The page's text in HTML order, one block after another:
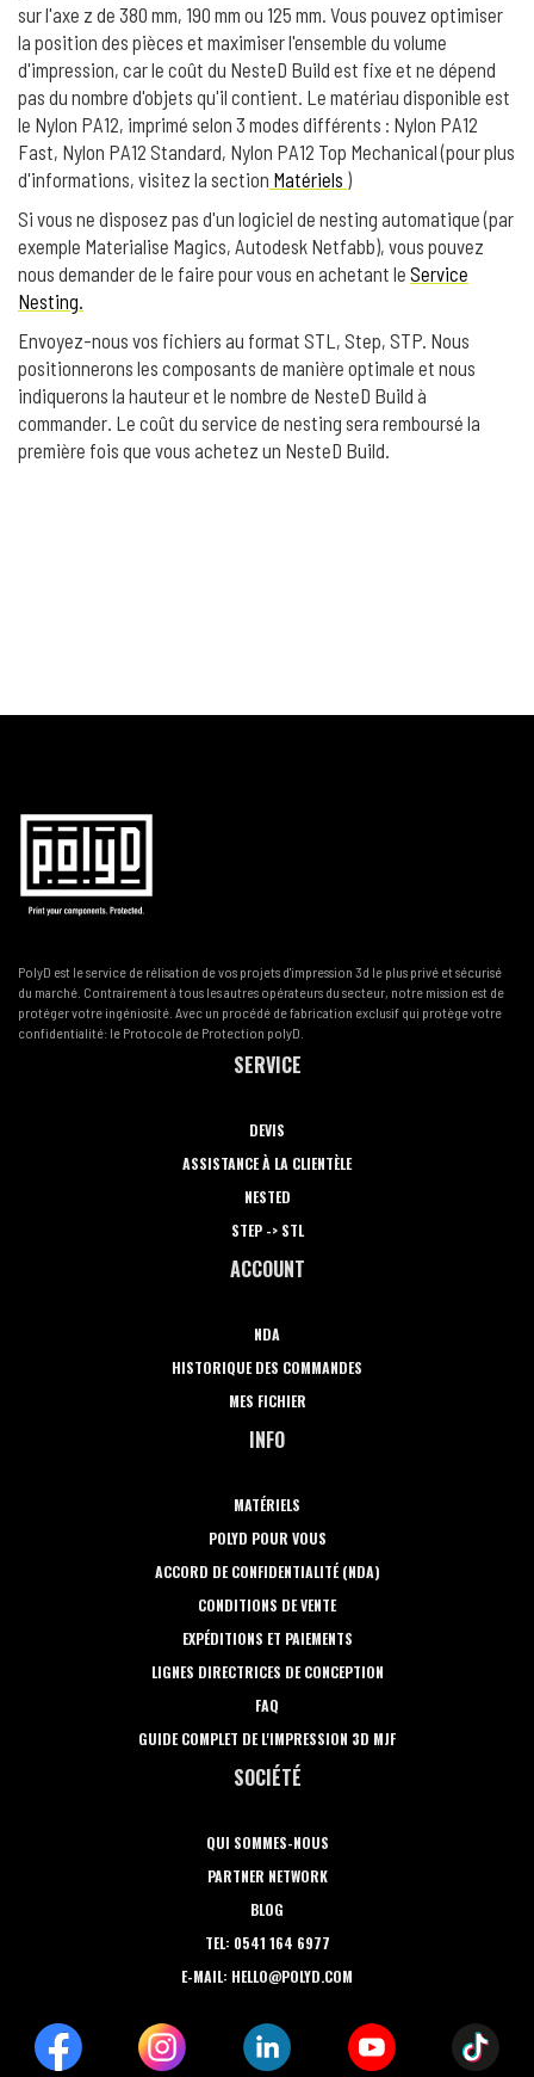
sur l'axe z de 380 mm, 190 mm ou 125 mm. Vous pouvez optimiser
la position des pièces et maximiser l'ensemble du volume
d'impression, car le coût du NesteD Build est fixe et ne dépend
pas du nombre d'objets qu'il contient. Le matériau disponible est
le Nylon PA12, imprimé selon 3 modes différents : Nylon PA12
Fast, Nylon PA12 Standard, Nylon PA12 Top Mechanical (pour plus
d'informations, visitez la section Matériels )
Si vous ne disposez pas d'un logiciel de nesting automatique (par
exemple Materialise Magics, Autodesk Netfabb), vous pouvez
nous demander de le faire pour vous en achetant le Service
Nesting.
Envoyez-nous vos fichiers au format STL, Step, STP. Nous
positionnerons les composants de manière optimale et nous
indiquerons la hauteur et le nombre de NesteD Build à
commander. Le coût du service de nesting sera remboursé la
première fois que vous achetez un NesteD Build.
PolyD est le service de rélisation de vos projets d'impression 3d le plus privé et sécurisé
du marché. Contrairement à tous les autres opérateurs du secteur, notre mission est de
protéger votre ingéniosité. Avec un procédé de fabrication exclusif qui protège votre
confidentialité: le Protocole de Protection polyD.
SERVICE
DEVIS
ASSISTANCE À LA CLIENTÈLE
NESTED
STEP -> STL
ACCOUNT
NDA
HISTORIQUE DES COMMANDES
MES FICHIER
INFO
MATÉRIELS
POLYD POUR VOUS
ACCORD DE CONFIDENTIALITÉ (NDA)
CONDITIONS DE VENTE
EXPÉDITIONS ET PAIEMENTS
LIGNES DIRECTRICES DE CONCEPTION
FAQ
GUIDE COMPLET DE L'IMPRESSION 3D MJF
SOCIÉTÉ
QUI SOMMES-NOUS
PARTNER NETWORK
BLOG
TEL: 0541 164 6977
E-MAIL: HELLO@POLYD.COM